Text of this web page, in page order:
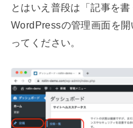
とはいえ普段は「記事を書
WordPressの管理画面を
ってください。